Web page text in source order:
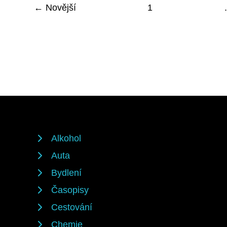
← Novější 1
Alkohol
Auta
Bydlení
Časopisy
Cestování
Chemie